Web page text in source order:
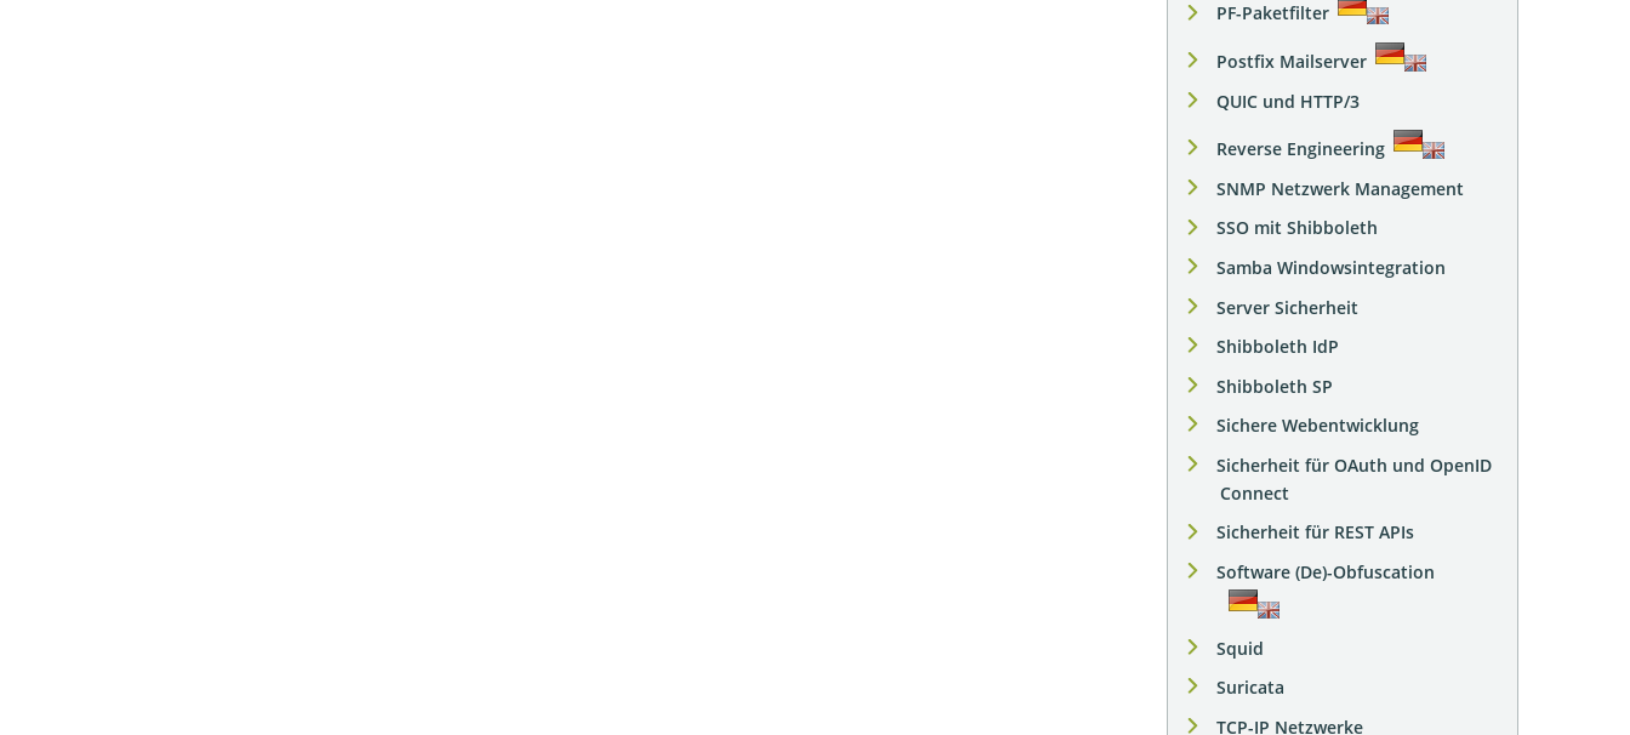
PF-Paketfilter
Postfix Mailserver
QUIC und HTTP/3
Reverse Engineering
SNMP Netzwerk Management
SSO mit Shibboleth
Samba Windowsintegration
Server Sicherheit
Shibboleth IdP
Shibboleth SP
Sichere Webentwicklung
Sicherheit für OAuth und OpenID
Connect
Sicherheit für REST APIs
Software (De)-Obfuscation
Squid
Suricata
TCP-IP Netzwerke